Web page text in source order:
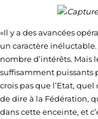
«Il y a des avancées
un caractère
nombre d’intérêts. Mais
suffisamment puissants
crois pas que l’Etat,
de dire à la Fédération,
dans cette enceinte, et